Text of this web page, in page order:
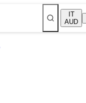
IT
AUD